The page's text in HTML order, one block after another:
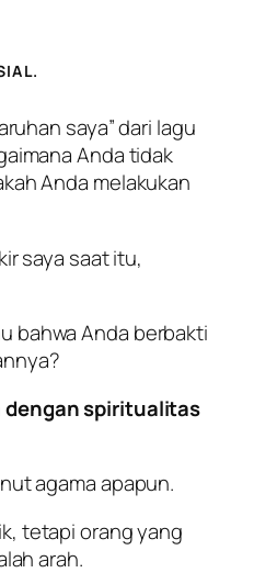
saya” dari lagu
Anda tidak
Anda melakukan
saya saat itu,
bahwa Anda berbakti
dengan spiritualitas
agama apapun.
tetapi orang yang
arah.